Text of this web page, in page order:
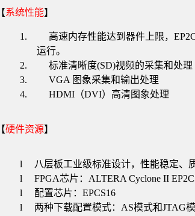
【系统性能】
1. 高速内存性能达到器件上限， EP
运行。
2.
标准清晰度(SD)视频的采集和处理
3.
VGA 图象采集和输出处理
4.
HDMI （DVI）高清图象处理
【硬件资源】
l
八层板工业级标准设计，性能稳定、
l
FPGA芯片： ALTERA Cyclone II EP2C
l
配置芯片： EPCS16
l
两种下载配置模式： AS模式和JTAG